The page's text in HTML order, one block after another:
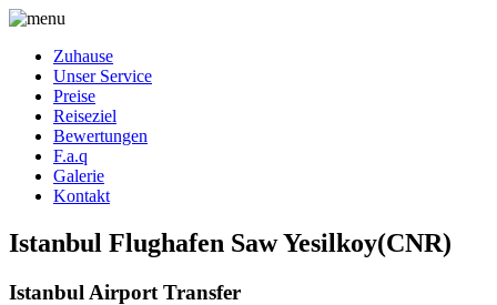
Zuhause
Unser Service
Preise
Reiseziel
Bewertungen
F.a.q
Galerie
Kontakt
Istanbul Flughafen Saw Yesilkoy(CNR)
Istanbul Airport Transfer